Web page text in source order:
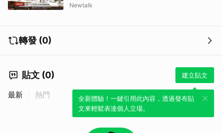
Newtalk
轉發 (0)
貼文 (0) 建立貼文
全新體驗！一鍵引用此內容，透過發布貼
文來輕鬆表達個人立場。
最新 熱門 取消